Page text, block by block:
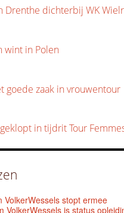
Drenthe dichterbij WK
wint in Polen
goede zaak in vrouwentour
in tijdrit Tour
VolkerWessels stopt ermee
VolkerWessels is status